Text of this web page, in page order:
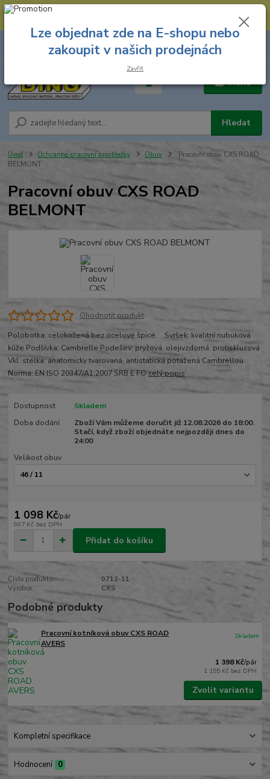
--- Spojovací materiál: 774 431 045 --- Prodejna nářadí: 731 449 423 --
Menu
Hledat
8.00 hod. - 16.00 hod.
za
Úvod Ochranné pracovní prostředky Obuv
Pracovní obuv CXS ROAD
BELMONT
Pracovní obuv CXS ROAD
BELMONT
Ohodnotit produkt
Polobotka, celokožená bez ocelové špice. Svršek: kvalitní nubuková
kůže Podšívka: Cambrelle Podešev: pryžová, olejivzdorná, protiskluzová
Vkl. stélka: anatomicky tvarovaná, antistatická potažená Cambrellou
Norma: EN ISO 20347/A1:2007 SRB E FO celý popis
Dostupnost
Skladem
Doba dodání
Zboží Vám můžeme doručit již 12.08.2026 do 18:00.
Stačí, když zboží objednáte nejpozději dnes do
24:00
Velikost obuv
1 098 Kč/pár
907 Kč bez DPH
Přidat do košíku
Číslo produktu:
0712-11
Výrobce:
CXS
Podobné produkty
Pracovní kotníková obuv CXS ROAD
AVERS
1 398 Kč/pár
1 155 Kč bez DPH
Skladem
Zvolit variantu
Kompletní specifikace
Hodnocení 0
Lze objednat zde na E-shopu nebo
zakoupit v našich prodejnách
Zavřít